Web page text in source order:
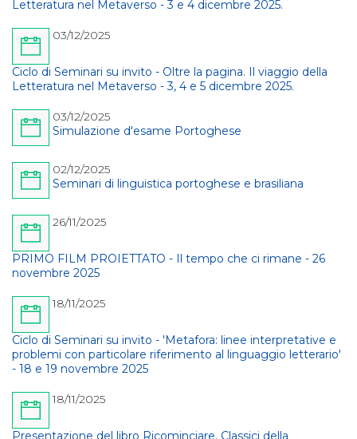
Letteratura nel Metaverso - 3 e 4 dicembre 2025.
03/12/2025
Ciclo di Seminari su invito - Oltre la pagina. Il viaggio della
Letteratura nel Metaverso - 3, 4 e 5 dicembre 2025.
03/12/2025
Simulazione d'esame Portoghese
02/12/2025
Seminari di linguistica portoghese e brasiliana
26/11/2025
PRIMO FILM PROIETTATO - Il tempo che ci rimane - 26
novembre 2025
18/11/2025
Ciclo di Seminari su invito - 'Metafora: linee interpretative e
problemi con particolare riferimento al linguaggio letterario'
- 18 e 19 novembre 2025
18/11/2025